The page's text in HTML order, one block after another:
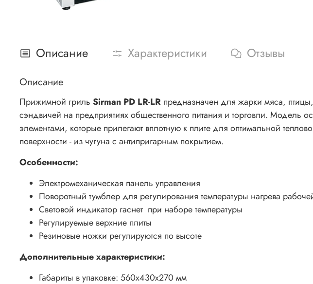
Описание Характеристики Отзывы
Описание
Прижимной гриль Sirman PD LR-LR предназначен для жарки мяса,
сэндвичей на предприятиях общественного питания и торговли. Модель
элементами, которые прилегают вплотную к плите для оптимальной
поверхности - из чугуна с антипригарным покрытием.
Особенности:
Электромеханическая панель управления
Поворотный тумблер для регулирования температуры нагрева
Световой индикатор гаснет при наборе температуры
Регулируемые верхние плиты
Резиновые ножки регулируются по высоте
Дополнительные характеристики:
Габариты в упаковке: 560x430x270 мм